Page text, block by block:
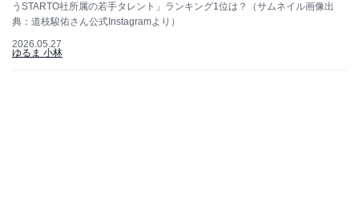
うSTARTO社所属の若手タレント」ランキング1位は？（サムネイル画像出
典：道枝駿佑さん公式Instagramより）
2026.05.27
ゆるま 小林